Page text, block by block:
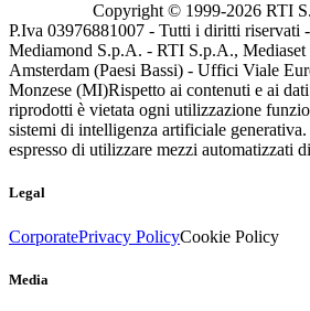
Copyright © 1999-2026 RTI
P.Iva 03976881007 - Tutti i diritti riservati
Mediamond S.p.A. - RTI S.p.A., Mediaset
Amsterdam (Paesi Bassi) - Uffici Viale
Monzese (MI)Rispetto ai contenuti e ai
riprodotti è vietata ogni utilizzazione
sistemi di intelligenza artificiale
espresso di utilizzare mezzi automatizzati
Legal
CorporatePrivacy PolicyCookie Policy
Media